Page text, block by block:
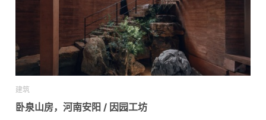
建筑
卧泉山房，河南安阳 / 因园工坊